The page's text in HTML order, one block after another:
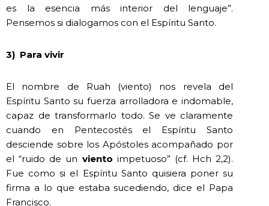
es la esencia más interior del lenguaje”.
Pensemos si dialogamos con el Espíritu Santo.
3) Para vivir
El nombre de Ruah (viento) nos revela del
Espíritu Santo su fuerza arrolladora e indomable,
capaz de transformarlo todo. Se ve claramente
cuando en Pentecostés el Espíritu Santo
desciende sobre los Apóstoles acompañado por
el “ruido de un viento impetuoso” (cf. Hch 2,2).
Fue como si el Espíritu Santo quisiera poner su
firma a lo que estaba sucediendo, dice el Papa
Francisco.